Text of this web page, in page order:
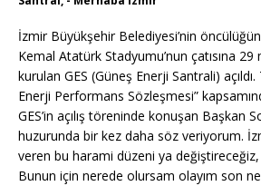
İzmir Büyükşehir Belediyesi’nin
Kemal Atatürk Stadyumu’nun çatısına 29
kurulan GES (Güneş Enerji Santrali) açıldı.
Enerji Performans Sözleşmesi”
GES’in açılış töreninde konuşan Başkan
huzurunda bir kez daha söz veriyorum.
veren bu harami düzeni ya
Bunun için nerede olursam olayım son